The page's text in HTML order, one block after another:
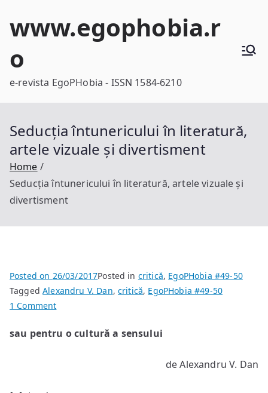
www.egophobia.r
o
e-revista EgoPHobia - ISSN 1584-6210
Seducția întunericului în literatură,
artele vizuale și divertisment
Home
Seducția întunericului în literatură, artele vizuale și
divertisment
Posted on 26/03/2017Posted in critică, EgoPHobia #49-50
TaggedAlexandru V. Dan,critică, EgoPHobia #49-50
1 Commenton
întunericului
sau pentru o cultură a sensului
de Alexandru V. Dan